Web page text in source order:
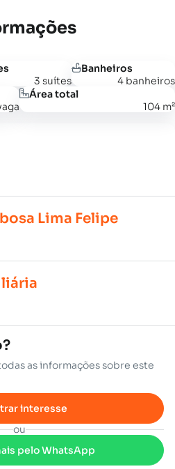
3 suítes
Banheiros
4 banheiros
Área total
104 m²
Lima Felipe
as informações sobre este
interesse
ou
pelo WhatsApp